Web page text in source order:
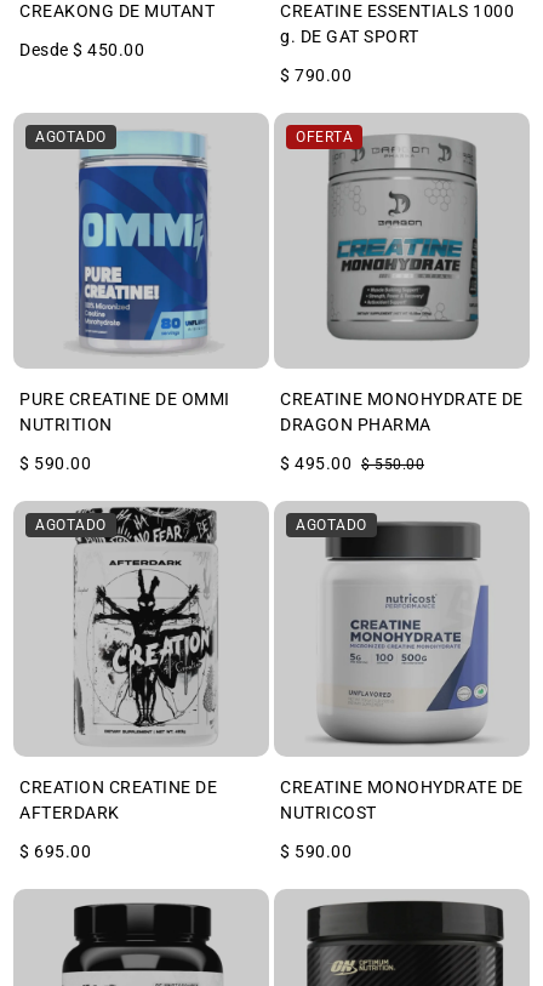
CREAKONG DE MUTANT
Desde $ 450.00
CREATINE ESSENTIALS 1000
g. DE GAT SPORT
$ 790.00
AGOTADO
PURE CREATINE DE OMMI
NUTRITION
$ 590.00
OFERTA
CREATINE MONOHYDRATE DE
DRAGON PHARMA
$ 495.00
$ 550.00
AGOTADO
CREATION CREATINE DE
AFTERDARK
$ 695.00
AGOTADO
CREATINE MONOHYDRATE DE
NUTRICOST
$ 590.00